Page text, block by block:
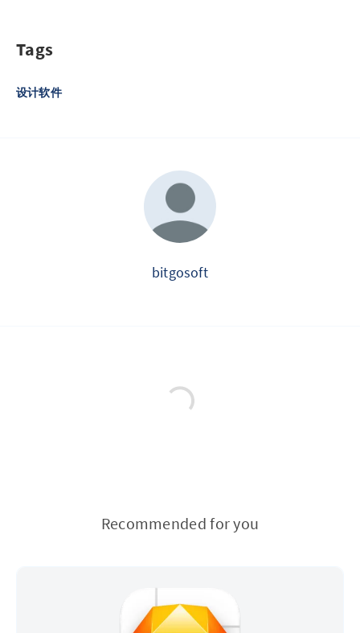
Tags
设计软件
bitgosoft
Recommended for you